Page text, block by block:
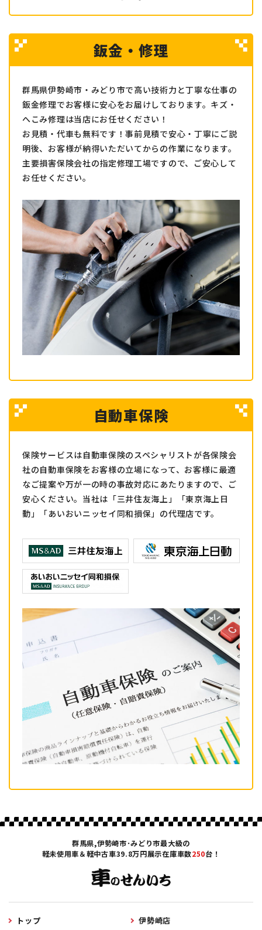
鈑金・修理
群馬県伊勢崎市・みどり市で高い技術力と丁寧な仕事の
鈑金修理でお客様に安心をお届けしております。キズ・
へこみ修理は当店にお任せください！
お見積・代車も無料です！事前見積で安心・丁寧にご説
明後、お客様が納得いただいてからの作業になります。
主要損害保険会社の指定修理工場ですので、ご安心して
お任せください。
自動車保険
保険サービスは自動車保険のスペシャリストが各保険会
社の自動車保険をお客様の立場になって、お客様に最適
なご提案や万が一の時の事故対応にあたりますので、ご
安心ください。当社は「三井住友海上」「東京海上日
動」「あいおいニッセイ同和損保」の代理店です。
群馬県,伊勢崎市･みどり市最大級の
軽未使用車＆軽中古車39.8万円展示在庫車数250台！
トップ 伊勢崎店